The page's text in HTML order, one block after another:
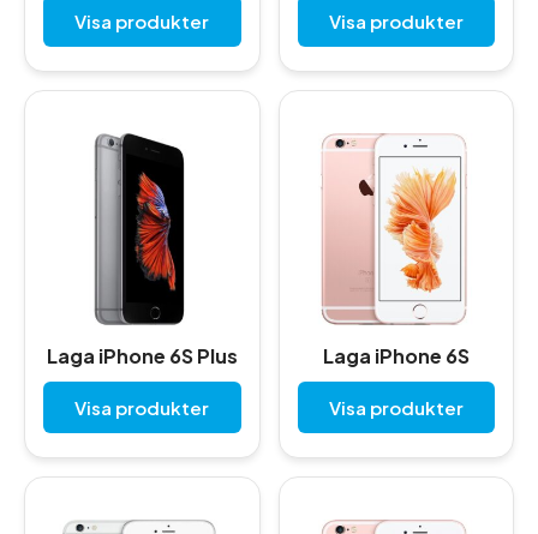
Visa produkter Visa produkter
Laga iPhone 6S Plus
Visa produkter
Laga iPhone 6S
Visa produkter